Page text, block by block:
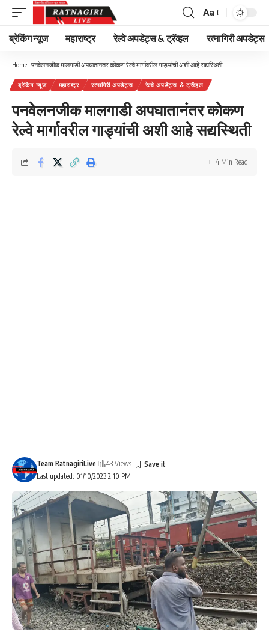
Font
Resizer
Aa
ब्रेकिंग न्यूज महाराष्ट्र रेल्वे अपडेट्स & ट्रॅव्हल रत्नागिरी अपडेट्स
Home | पनवेलनजीक मालगाडी अपघातानंतर कोकण रेल्वे मार्गावरील गाड्यांची अशी आहे सद्यस्थिती
ब्रेकिंग न्यूज महाराष्ट्र रत्नागिरी अपडेट्स रेल्वे अपडेट्स & ट्रॅव्हल
पनवेलनजीक मालगाडी अपघातानंतर कोकण
रेल्वे मार्गावरील गाड्यांची अशी आहे सद्यस्थिती
Last updated: 01/10/2023 2:10 PM
Team RatnagiriLive 43 Views
4 Min Read